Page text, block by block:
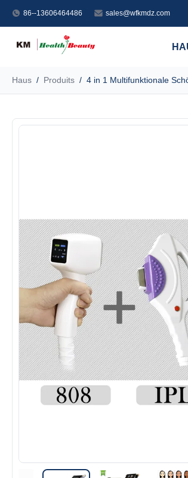
86--13606464486 sales@wfkmdz.com
Haus / Produits / 4 in 1 Multifunktionale